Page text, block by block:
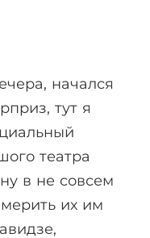
начался
тут я
театра
в не совсем
их им